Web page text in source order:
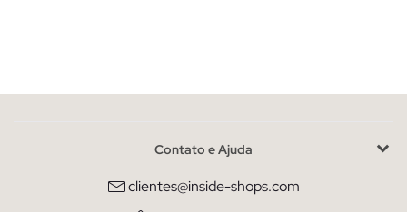
Contato e Ajuda
clientes@inside-shops.com